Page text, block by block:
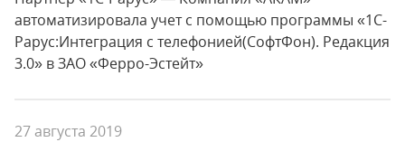
автоматизировала учет с помощью программы «1С-
Рарус:Интеграция с телефонией(СофтФон). Редакция
3.0» в ЗАО «Ферро-Эстейт»
27 августа 2019